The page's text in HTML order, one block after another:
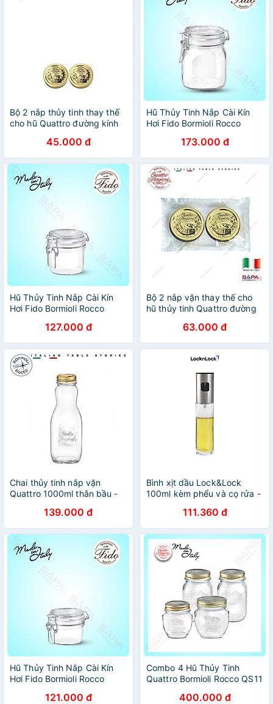
Bộ 2 nắp thủy tinh thay thế
cho hũ Quattro đường kính
45.000 đ
Hũ Thủy Tinh Nắp Cài Kín
Hơi Fido Bormioli Rocco
173.000 đ
Hũ Thủy Tinh Nắp Cài Kín
Hơi Fido Bormioli Rocco
127.000 đ
Bộ 2 nắp vặn thay thế cho
hũ thủy tinh Quattro đường
63.000 đ
Chai thủy tinh nắp vặn
Quattro 1000ml thân bầu -
139.000 đ
Bình xịt dầu Lock&Lock
100ml kèm phểu và cọ rửa -
111.360 đ
Hũ Thủy Tinh Nắp Cài Kín
Hơi Fido Bormioli Rocco
121.000 đ
Combo 4 Hũ Thủy Tinh
Quattro Bormioli Rocco QS11
400.000 đ